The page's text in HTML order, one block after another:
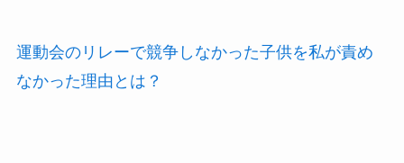
運動会のリレーで競争しなかった子供を私が責め
なかった理由とは？